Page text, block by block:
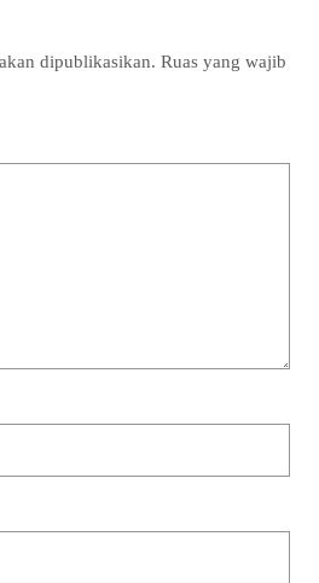
dipublikasikan. Ruas yang wajib